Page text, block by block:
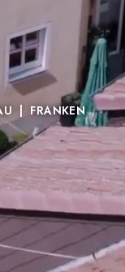
UND
1863
| FRANKEN